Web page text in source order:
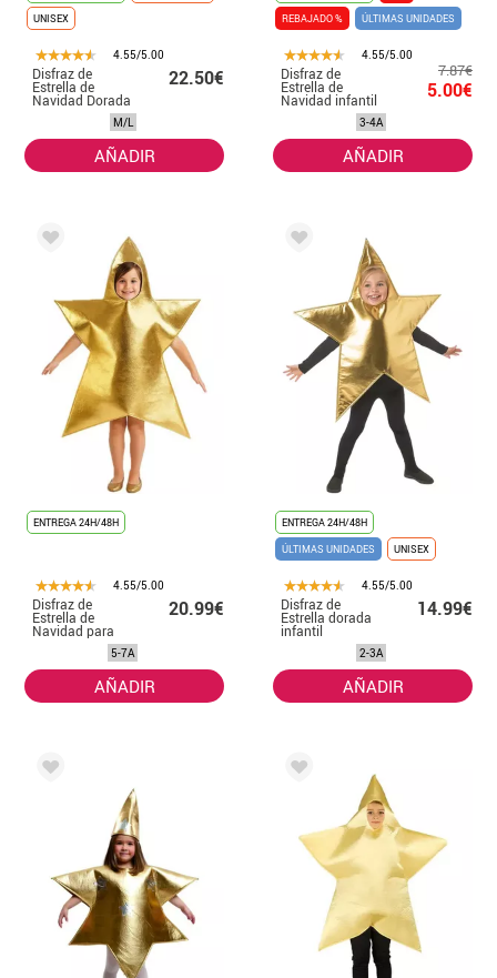
UNISEX
4.55/5.00
Disfraz de
Estrella de
Navidad Dorada
22.50€
M/L
AÑADIR
REBAJADO %
ÚLTIMAS UNIDADES
4.55/5.00
Disfraz de
Estrella de
Navidad infantil
7.87€
5.00€
3-4A
AÑADIR
ENTREGA 24H/48H
4.55/5.00
Disfraz de
Estrella de
Navidad para
Niña de 5 a 7
20.99€
5-7A
AÑADIR
ENTREGA 24H/48H
ÚLTIMAS UNIDADES
UNISEX
4.55/5.00
Disfraz de
Estrella dorada
infantil
14.99€
2-3A
AÑADIR